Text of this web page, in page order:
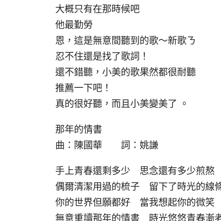
大概只有在那時候吧
他最勤勞
恩，這是無意間聽到的歌～新歌ㄋ
忍不住還是找了歌詞！
還不錯聽，小美的歌果然都很耐聽
推薦一下吧！
真的很好聽，而且小美變美了 。
那年的情書
曲：陳國華 詞：姚謙
手上青春還剩多少 思念還有多少煎熬
偶爾清潔用過的梳子 留下了時光的線
你的世界但願都好 當我想起你的微笑
無意重讀那年的情書 時光悠悠青春漸